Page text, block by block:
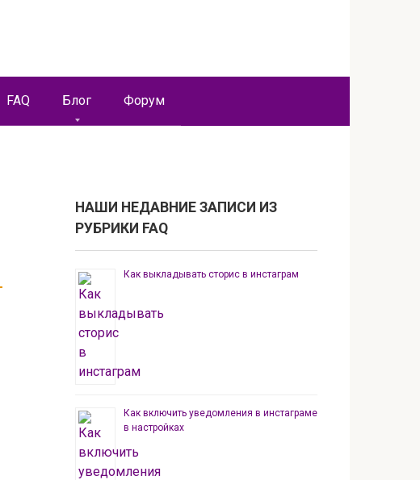
FAQ Блог Форум
НАШИ НЕДАВНИЕ ЗАПИСИ ИЗ
РУБРИКИ FAQ
Как выкладывать сторис в инстаграм
Как включить уведомления в инстаграме
в настройках